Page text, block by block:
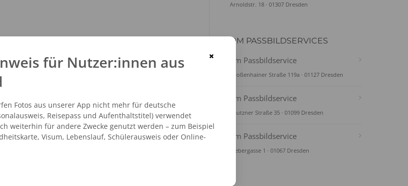
Arnoldstr. 18 · 01307 Dresden
DM PASSBILDSERVICES
dm Passbildservice
Großenhainer Straße 119a · 01127 Dresden
dm Passbildservice
Bautzner Straße 35 · 01099 Dresden
dm Passbildservice
Webergasse 1 · 01067 Dresden
×
für Nutzer:innen aus
Fotos aus unserer App nicht mehr für deutsche
Reisepass und Aufenthaltstitel) verwendet
weiterhin für andere Zwecke genutzt werden – zum Beispiel
Visum, Lebenslauf, Schülerausweis oder Online-